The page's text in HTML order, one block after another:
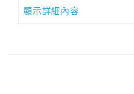
顯示詳細內容